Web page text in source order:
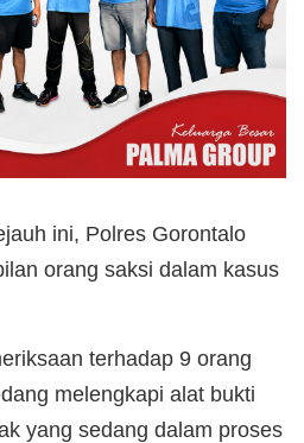
ini, Polres Gorontalo
orang saksi dalam kasus
terhadap 9 orang
melengkapi alat bukti
yang sedang dalam proses